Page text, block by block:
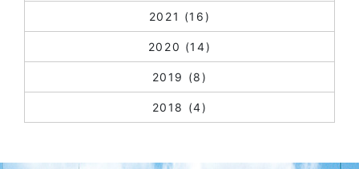
2021 (16)
2020 (14)
2019 (8)
2018 (4)